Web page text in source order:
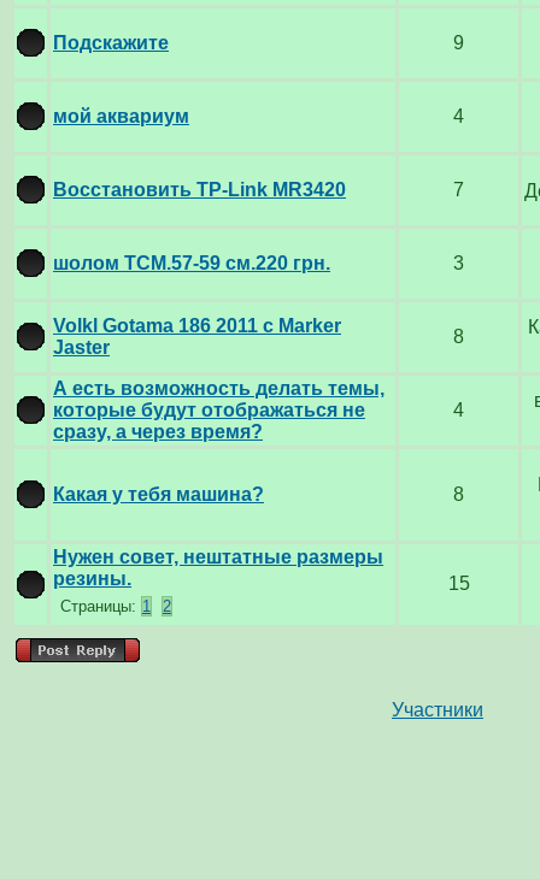
Подскажите 9
мой аквариум 4
Восстановить TP-Link MR3420 7
шолом TCM.57-59 см.220 грн. 3
Volkl Gotama 186 2011 c Marker
Jaster
8
А есть возможность делать темы,
которые будут отображаться не
сразу, а через время?
4
Какая у тебя машина? 8
Нужен совет, нештатные размеры
резины.
Страницы: 1 2
15
Участники